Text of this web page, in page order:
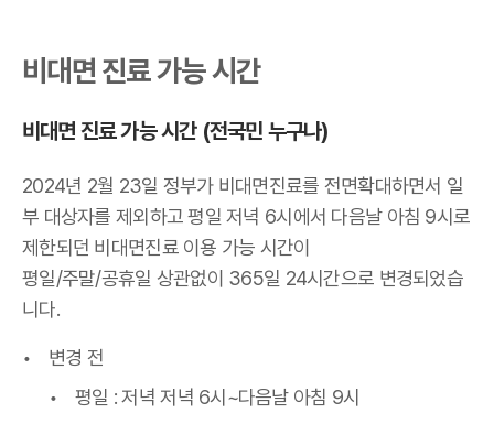
비대면 진료 가능 시간
비대면 진료 가능 시간 (전국민 누구나)
2024년 2월 23일 정부가 비대면진료를 전면확대하면서 일
부 대상자를 제외하고 평일 저녁 6시에서 다음날 아침 9시로
제한되던 비대면진료 이용 가능 시간이
평일/주말/공휴일 상관없이 365일 24시간으로 변경되었습
니다.
변경 전
평일 : 저녁 저녁 6시~다음날 아침 9시